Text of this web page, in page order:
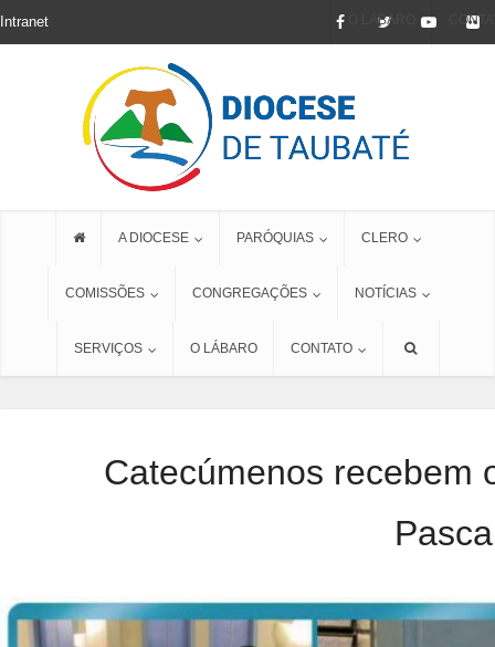
O LÁBARO
Intranet
A DIOCESE PARÓQUIAS CLERO
COMISSÕES CONGREGAÇÕES NOTÍCIAS
SERVIÇOS O LÁBARO CONTATO
Catecúmenos recebem